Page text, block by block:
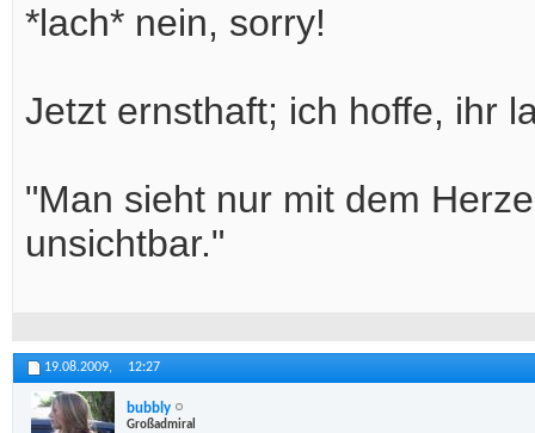
*lach* nein, sorry!
Jetzt ernsthaft; ich hoffe, ihr
"Man sieht nur mit dem
unsichtbar."
19.08.2009, 12:27
bubbly
Großadmiral